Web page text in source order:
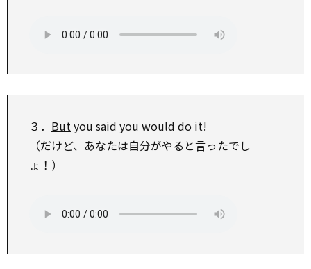
３． Butyou said you would do it!
（だけど、あなたは自分がやると言ったでし
ょ！）